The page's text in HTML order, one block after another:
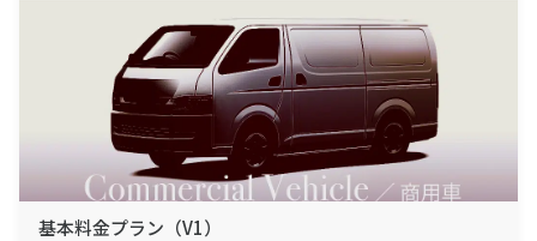
基本料金プラン（V1）